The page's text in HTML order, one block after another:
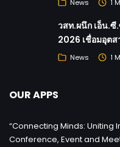
News 1
วสท.ผนึก เอ็น.ซี
2026 เชื่อมอุต
News 1
OUR APPS
“Connecting Minds: Uniting
Conference, Event and